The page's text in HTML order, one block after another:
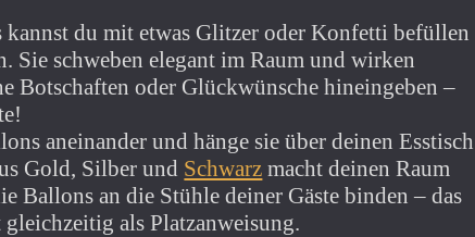
kannst du mit etwas Glitzer oder Konfetti befüllen
Sie schweben elegant im Raum und wirken
Botschaften oder Glückwünsche hineingeben –
aneinander und hänge sie über deinen Esstisch
Gold, Silber und Schwarz macht deinen Raum
Ballons an die Stühle deiner Gäste binden – das
als Platzanweisung.